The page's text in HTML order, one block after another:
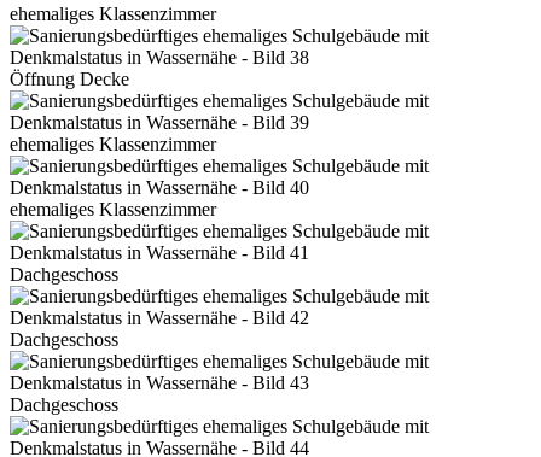
ehemaliges Klassenzimmer
Öffnung Decke
ehemaliges Klassenzimmer
ehemaliges Klassenzimmer
Dachgeschoss
Dachgeschoss
Dachgeschoss